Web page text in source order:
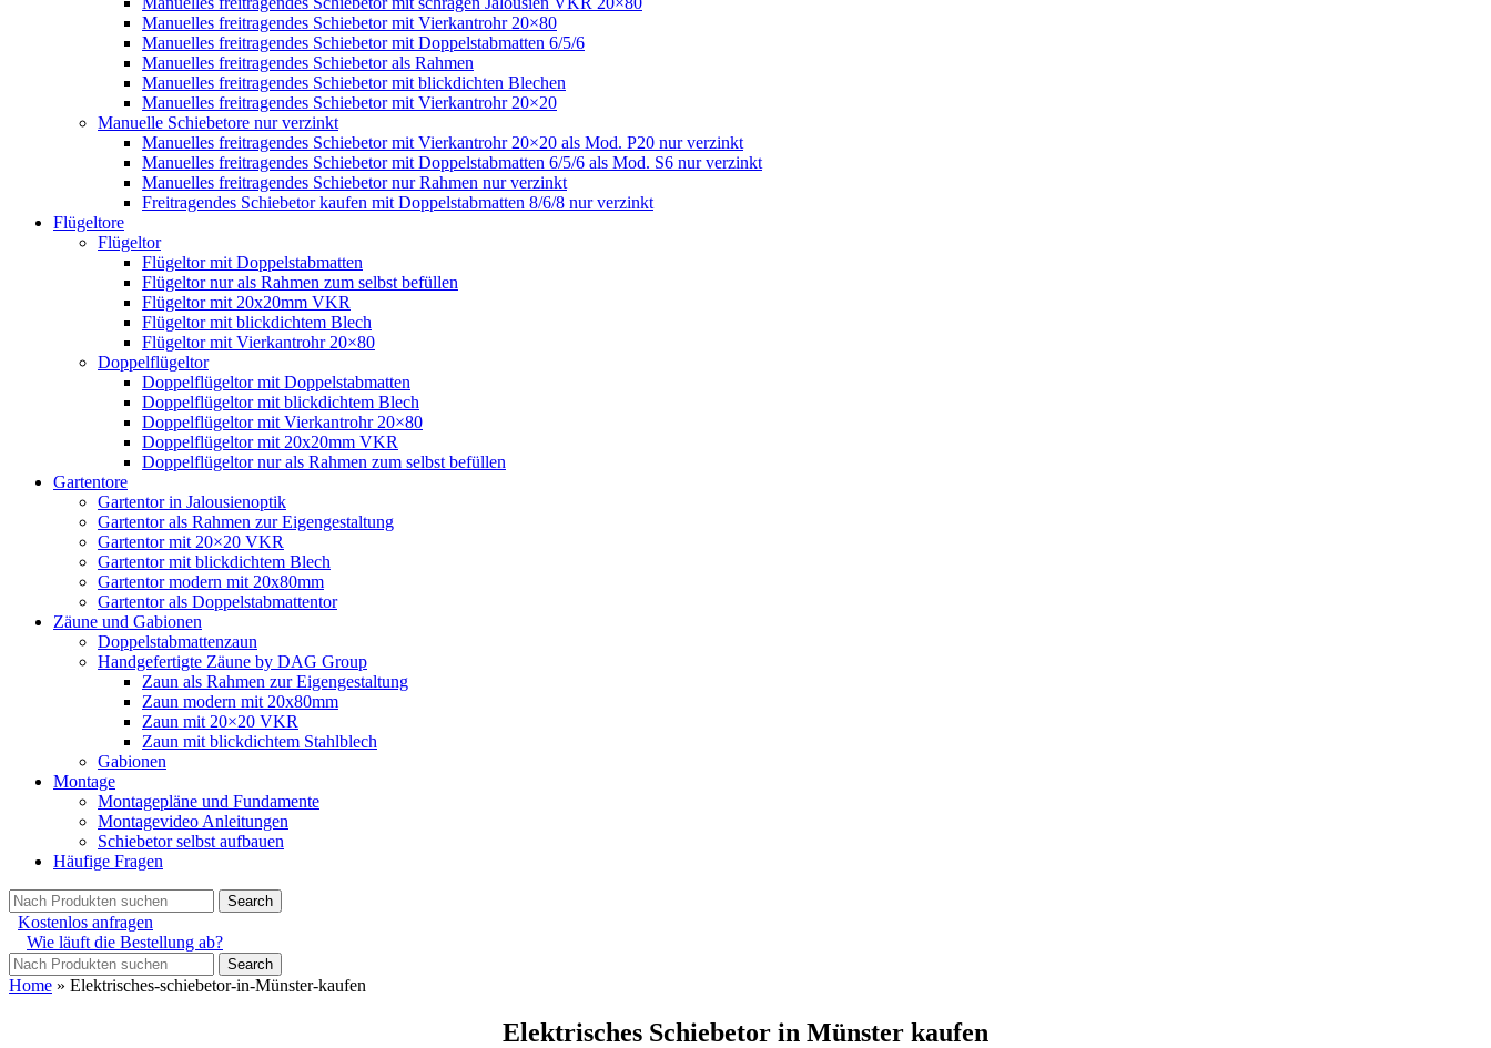
Manuelles freitragendes Schiebetor mit Vierkantrohr 20×80
Manuelles freitragendes Schiebetor mit Doppelstabmatten 6/5/6
Manuelles freitragendes Schiebetor als Rahmen
Manuelles freitragendes Schiebetor mit blickdichten Blechen
Manuelles freitragendes Schiebetor mit Vierkantrohr 20×20
Manuelle Schiebetore nur verzinkt
Manuelles freitragendes Schiebetor mit Vierkantrohr 20×20 als Mod. P20 nur verzinkt
Manuelles freitragendes Schiebetor mit Doppelstabmatten 6/5/6 als Mod. S6 nur verzinkt
Manuelles freitragendes Schiebetor nur Rahmen nur verzinkt
Freitragendes Schiebetor kaufen mit Doppelstabmatten 8/6/8 nur verzinkt
Flügeltore
Flügeltor
Flügeltor mit Doppelstabmatten
Flügeltor nur als Rahmen zum selbst befüllen
Flügeltor mit 20x20mm VKR
Flügeltor mit blickdichtem Blech
Flügeltor mit Vierkantrohr 20×80
Doppelflügeltor
Doppelflügeltor mit Doppelstabmatten
Doppelflügeltor mit blickdichtem Blech
Doppelflügeltor mit Vierkantrohr 20×80
Doppelflügeltor mit 20x20mm VKR
Doppelflügeltor nur als Rahmen zum selbst befüllen
Gartentore
Gartentor in Jalousienoptik
Gartentor als Rahmen zur Eigengestaltung
Gartentor mit 20×20 VKR
Gartentor mit blickdichtem Blech
Gartentor modern mit 20x80mm
Gartentor als Doppelstabmattentor
Zäune und Gabionen
Doppelstabmattenzaun
Handgefertigte Zäune by DAG Group
Zaun als Rahmen zur Eigengestaltung
Zaun modern mit 20x80mm
Zaun mit 20×20 VKR
Zaun mit blickdichtem Stahlblech
Gabionen
Montage
Montagepläne und Fundamente
Montagevideo Anleitungen
Schiebetor selbst aufbauen
Häufige Fragen
Search
Kostenlos anfragen
Wie läuft die Bestellung ab?
Search
Home » Elektrisches-schiebetor-in-Münster-kaufen
Elektrisches Schiebetor in Münster kaufen